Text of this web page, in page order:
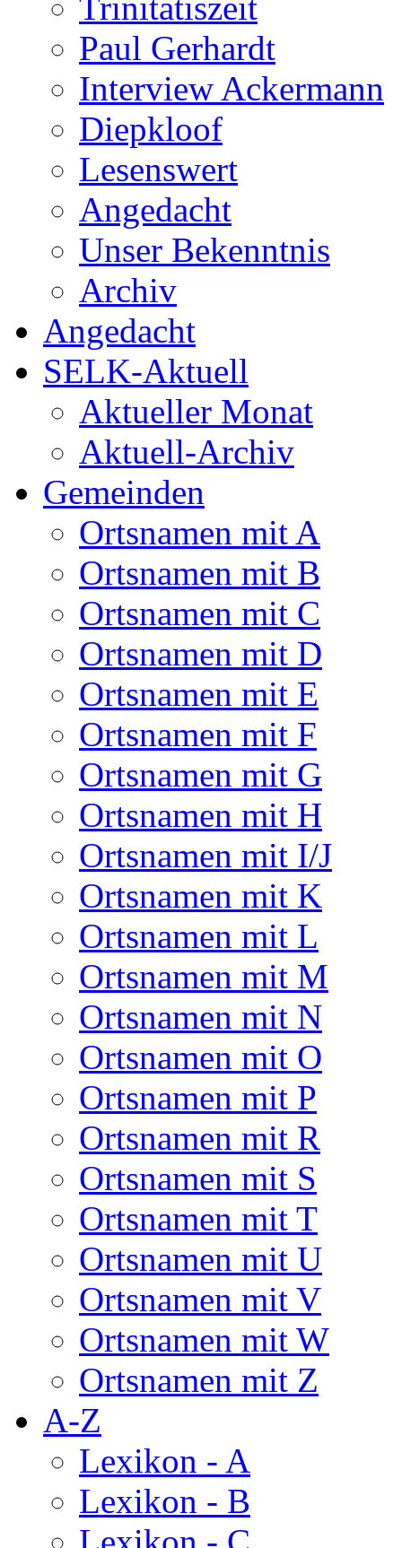
Paul Gerhardt
Interview Ackermann
Diepkloof
Lesenswert
Angedacht
Unser Bekenntnis
Archiv
Angedacht
SELK-Aktuell
Aktueller Monat
Aktuell-Archiv
Gemeinden
Ortsnamen mit A
Ortsnamen mit B
Ortsnamen mit C
Ortsnamen mit D
Ortsnamen mit E
Ortsnamen mit F
Ortsnamen mit G
Ortsnamen mit H
Ortsnamen mit I/J
Ortsnamen mit K
Ortsnamen mit L
Ortsnamen mit M
Ortsnamen mit N
Ortsnamen mit O
Ortsnamen mit P
Ortsnamen mit R
Ortsnamen mit S
Ortsnamen mit T
Ortsnamen mit U
Ortsnamen mit V
Ortsnamen mit W
Ortsnamen mit Z
A-Z
Lexikon - A
Lexikon - B